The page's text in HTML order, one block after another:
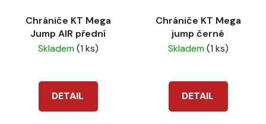
Chrániče KT Mega
Jump AIR přední
Skladem(1 ks)
DETAIL
Chrániče KT Mega
jump černé
Skladem(1 ks)
DETAIL